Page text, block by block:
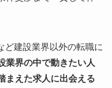
ど建設業界以外の転職に
業界の中で動きたい人
まえた求人に出会える